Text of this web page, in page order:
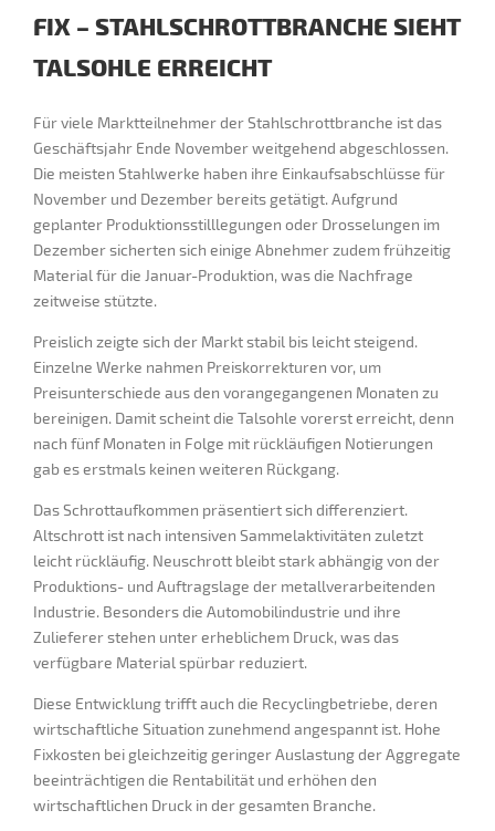
FIX – STAHLSCHROTTBRANCHE SIEHT
TALSOHLE ERREICHT
Für viele Marktteilnehmer der Stahlschrottbranche ist das
Geschäftsjahr Ende November weitgehend abgeschlossen.
Die meisten Stahlwerke haben ihre Einkaufsabschlüsse für
November und Dezember bereits getätigt. Aufgrund
geplanter Produktionsstilllegungen oder Drosselungen im
Dezember sicherten sich einige Abnehmer zudem frühzeitig
Material für die Januar-Produktion, was die Nachfrage
zeitweise stützte.
Preislich zeigte sich der Markt stabil bis leicht steigend.
Einzelne Werke nahmen Preiskorrekturen vor, um
Preisunterschiede aus den vorangegangenen Monaten zu
bereinigen. Damit scheint die Talsohle vorerst erreicht, denn
nach fünf Monaten in Folge mit rückläufigen Notierungen
gab es erstmals keinen weiteren Rückgang.
Das Schrottaufkommen präsentiert sich differenziert.
Altschrott ist nach intensiven Sammelaktivitäten zuletzt
leicht rückläufig. Neuschrott bleibt stark abhängig von der
Produktions- und Auftragslage der metallverarbeitenden
Industrie. Besonders die Automobilindustrie und ihre
Zulieferer stehen unter erheblichem Druck, was das
verfügbare Material spürbar reduziert.
Diese Entwicklung trifft auch die Recyclingbetriebe, deren
wirtschaftliche Situation zunehmend angespannt ist. Hohe
Fixkosten bei gleichzeitig geringer Auslastung der Aggregate
beeinträchtigen die Rentabilität und erhöhen den
wirtschaftlichen Druck in der gesamten Branche.